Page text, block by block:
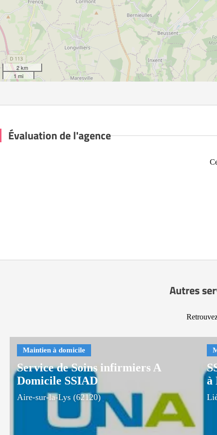
2 km
1 mi
Évaluation de l'agence
Autres
Service de Soins infirmiers A
Domicile SSIAD
Aire-sur-la-Lys (62120)
à